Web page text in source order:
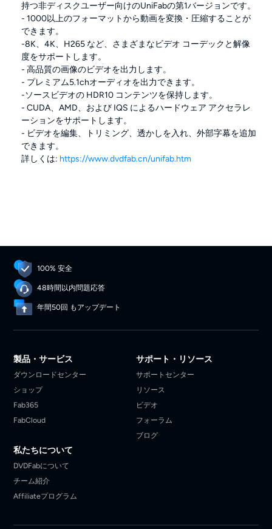
持つ非ディスクユーザー向けのUniFabの第1バージョンです。
- 1000以上のフォーマットから動画を変換・圧縮することが
できます。
-8K、4K、H265 など、さまざまなビデオ コーデックと解像
度をサポートします。
- 高品質の画像のビデオを出力します。
- プレミアム5.1chオーディオを出力できます。
-ソースビデオの HDR10 コンテンツを保持します。
- CUDA、AMD、および IQS によるハードウェア アクセラレ
ーションをサポートします。
- ビデオを編集、トリミング、透かしを入れ、外部字幕を追加
できます。
詳しくは: https://www.dvdfab.cn/unifab.htm
100% 安全
48時間以内問題応答
年間50回 もアップデート
製品・サービス
ダウンロードセンター
ショップ
Fab365
FabCloud
サポート・リソース
サポートセンター
リソース
ビデオ
フォーラム
ブログ
私たちについて
DVDFabについて
チーム紹介
Affiliateプログラム